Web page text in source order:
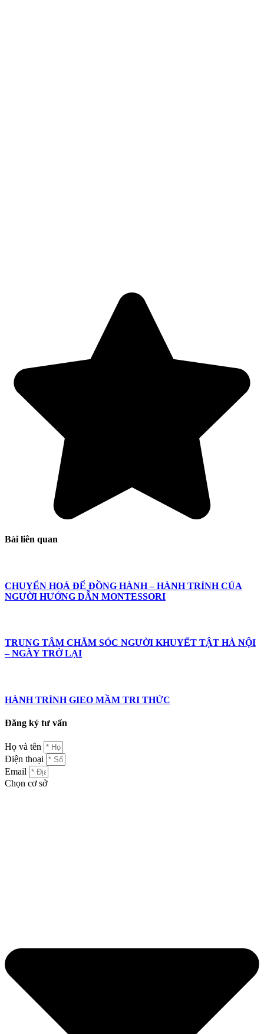
Bài liên quan
CHUYỂN HOÁ ĐỂ ĐỒNG HÀNH – HÀNH TRÌNH CỦA
NGƯỜI HƯỚNG DẪN MONTESSORI
TRUNG TÂM CHĂM SÓC NGƯỜI KHUYẾT TẬT HÀ NỘI
– NGÀY TRỞ LẠI
HÀNH TRÌNH GIEO MẦM TRI THỨC
Đăng ký tư vấn
Họ và tên
Điện thoại
Email
Chọn cơ sở